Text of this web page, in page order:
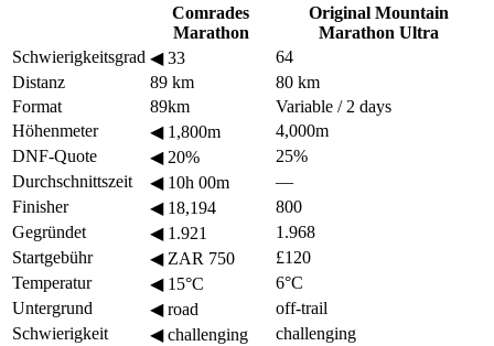
Comrades
Marathon
Original Mountain
Marathon Ultra
Schwierigkeitsgrad ◀33
64
Distanz
89 km
80 km
Format
89km
Variable / 2 days
Höhenmeter
◀1,800m
4,000m
DNF-Quote
◀20%
25%
Durchschnittszeit
◀10h 00m
—
Finisher
◀18,194
800
Gegründet
◀1.921
1.968
Startgebühr
◀ZAR 750
£120
Temperatur
◀15°C
6°C
Untergrund
◀road
off-trail
Schwierigkeit
◀challenging
challenging